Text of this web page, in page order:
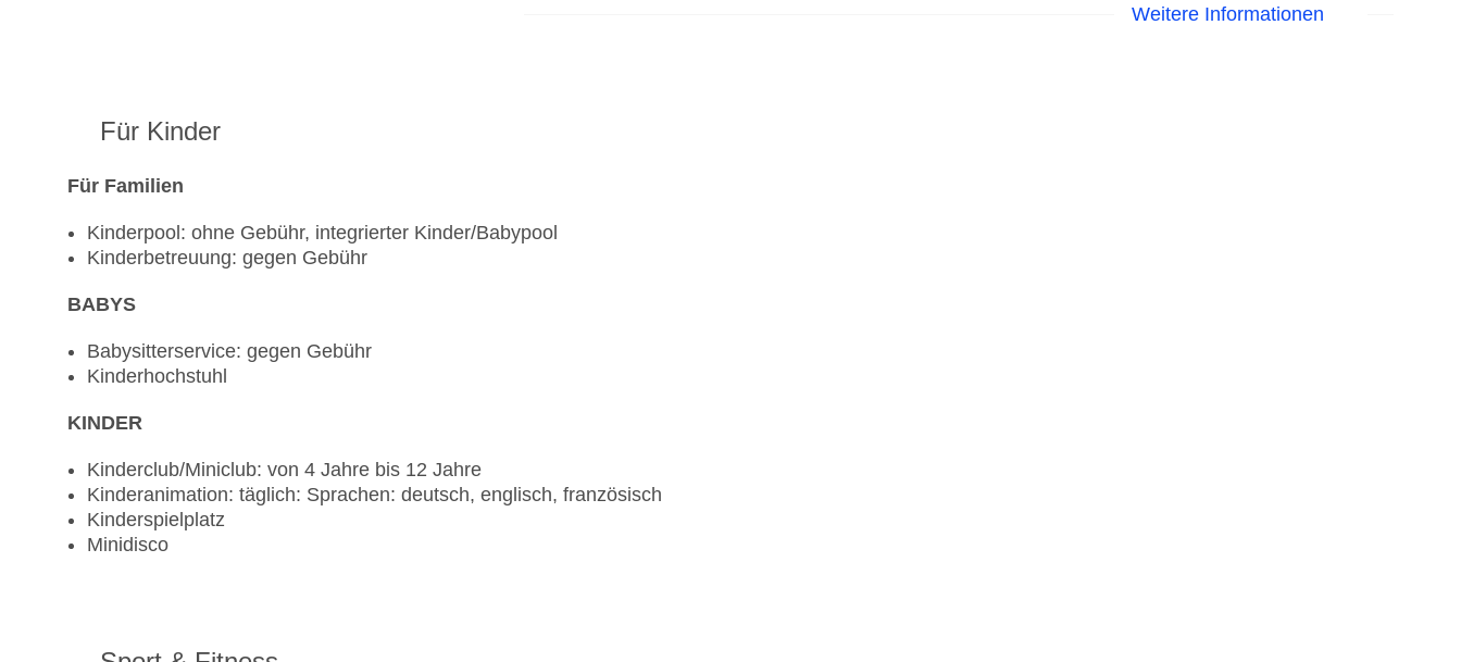
Weitere Informationen
Für Kinder
Für Familien
Kinderpool: ohne Gebühr, integrierter Kinder/Babypool
Kinderbetreuung: gegen Gebühr
BABYS
Babysitterservice: gegen Gebühr
Kinderhochstuhl
KINDER
Kinderclub/Miniclub: von 4 Jahre bis 12 Jahre
Kinderanimation: täglich: Sprachen: deutsch, englisch, französisch
Kinderspielplatz
Minidisco